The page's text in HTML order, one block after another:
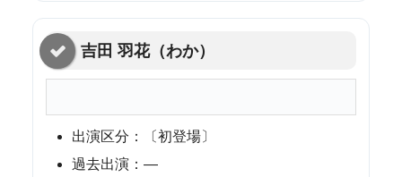
吉田 羽花（わか）
出演区分：〔初登場〕
過去出演：—